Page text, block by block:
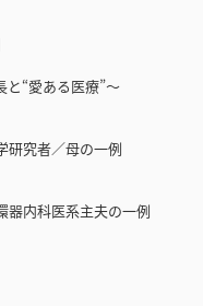
と“愛ある医療”～
研究者／母の一例
器内科医系主夫の一例